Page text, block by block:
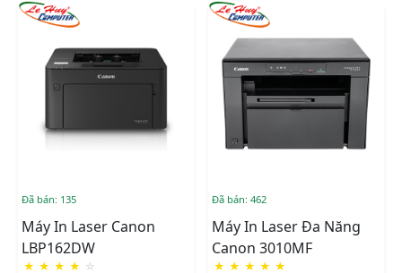
Đã bán: 135
Máy In Laser Canon
LBP162DW
★ ★ ★ ★ ☆
Đã bán: 462
Máy In Laser Đa Năng
Canon 3010MF
★ ★ ★ ★ ★